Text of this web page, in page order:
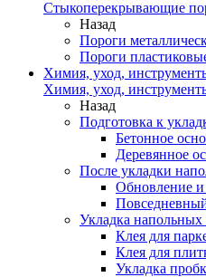
Стыкоперекрывающие
Назад
Пороги
Пороги
Химия, уход,
Химия, уход,
Назад
Подготовка к
Бетонное
Деревянное
После укладки
Обновление
Укладка
Клея для
Клея для
Укладка